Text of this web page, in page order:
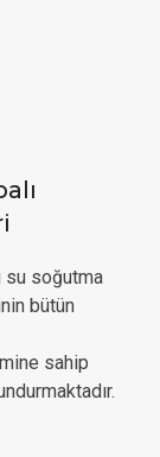
su soğutma
bütün
sahip